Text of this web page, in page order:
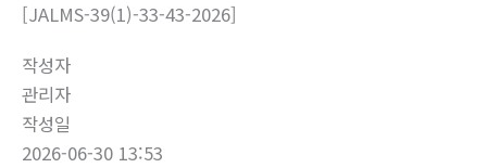
[JALMS-39(1)-33-43-2026]
작성자
관리자
작성일
2026-06-30 13:53